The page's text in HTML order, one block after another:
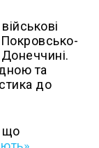
та
до
що